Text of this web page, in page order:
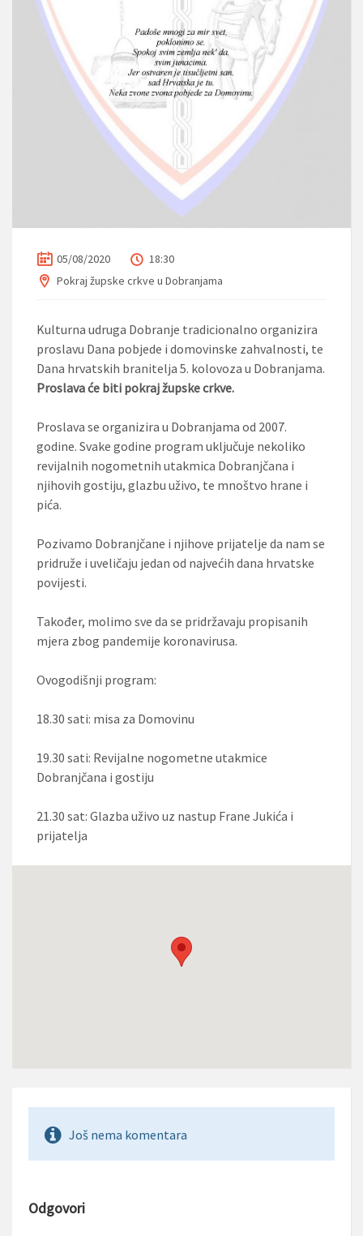
05/08/2020
18:30
Pokraj župske crkve u Dobranjama
Kulturna udruga Dobranje tradicionalno organizira
proslavu Dana pobjede i domovinske zahvalnosti, te
Dana hrvatskih branitelja 5. kolovoza u Dobranjama.
Proslava će biti pokraj župske crkve.
Proslava se organizira u Dobranjama od 2007.
godine. Svake godine program uključuje nekoliko
revijalnih nogometnih utakmica Dobranjčana i
njihovih gostiju, glazbu uživo, te mnoštvo hrane i
pića.
Pozivamo Dobranjčane i njihove prijatelje da nam se
pridruže i uveličaju jedan od najvećih dana hrvatske
povijesti.
Također, molimo sve da se pridržavaju propisanih
mjera zbog pandemije koronavirusa.
Ovogodišnji program:
18.30 sati: misa za Domovinu
19.30 sati: Revijalne nogometne utakmice
Dobranjčana i gostiju
21.30 sat: Glazba uživo uz nastup Frane Jukića i
prijatelja
Još nema komentara
Odgovori